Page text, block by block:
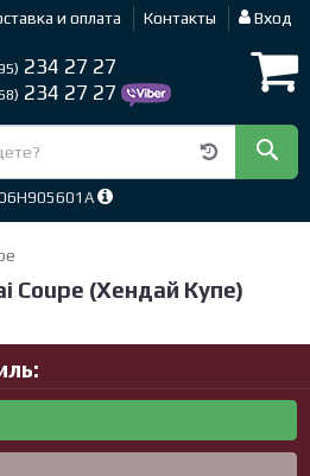
и оплата Контакты Вход
234 27 27
234 27 27
06H905601A
Coupe (Хендай Купе)